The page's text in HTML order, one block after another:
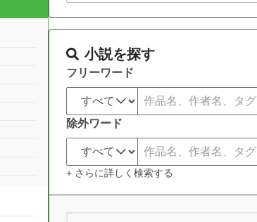
小説を探す
フリーワード
除外ワード
+ さらに詳しく検索する